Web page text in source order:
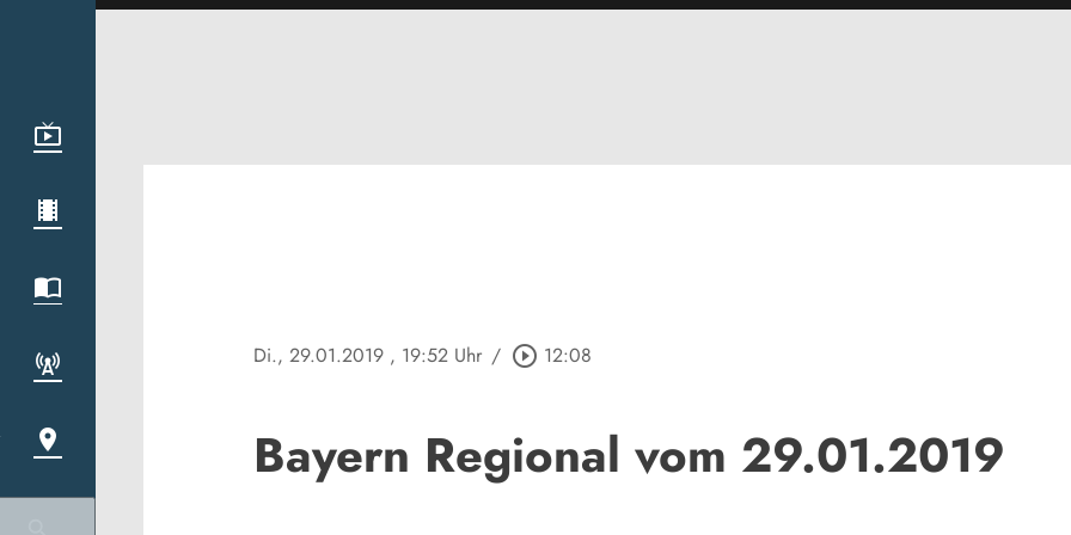
Di., 29.01.2019 , 19:52 Uhr / play_circle_outline 12:08
Bayern Regional vom 29.01.2019